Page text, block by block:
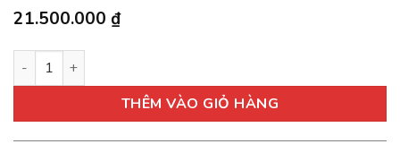
21.500.000 ₫
Máy lọc nước nóng lạnh 3M KR2 2V 22.000 lít nhập khẩu Mỹ
THÊM VÀO GIỎ HÀNG